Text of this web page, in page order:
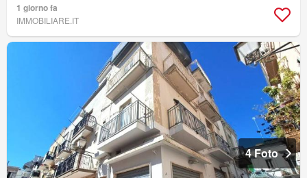
1 giorno fa
IMMOBILIARE.IT
4 Foto